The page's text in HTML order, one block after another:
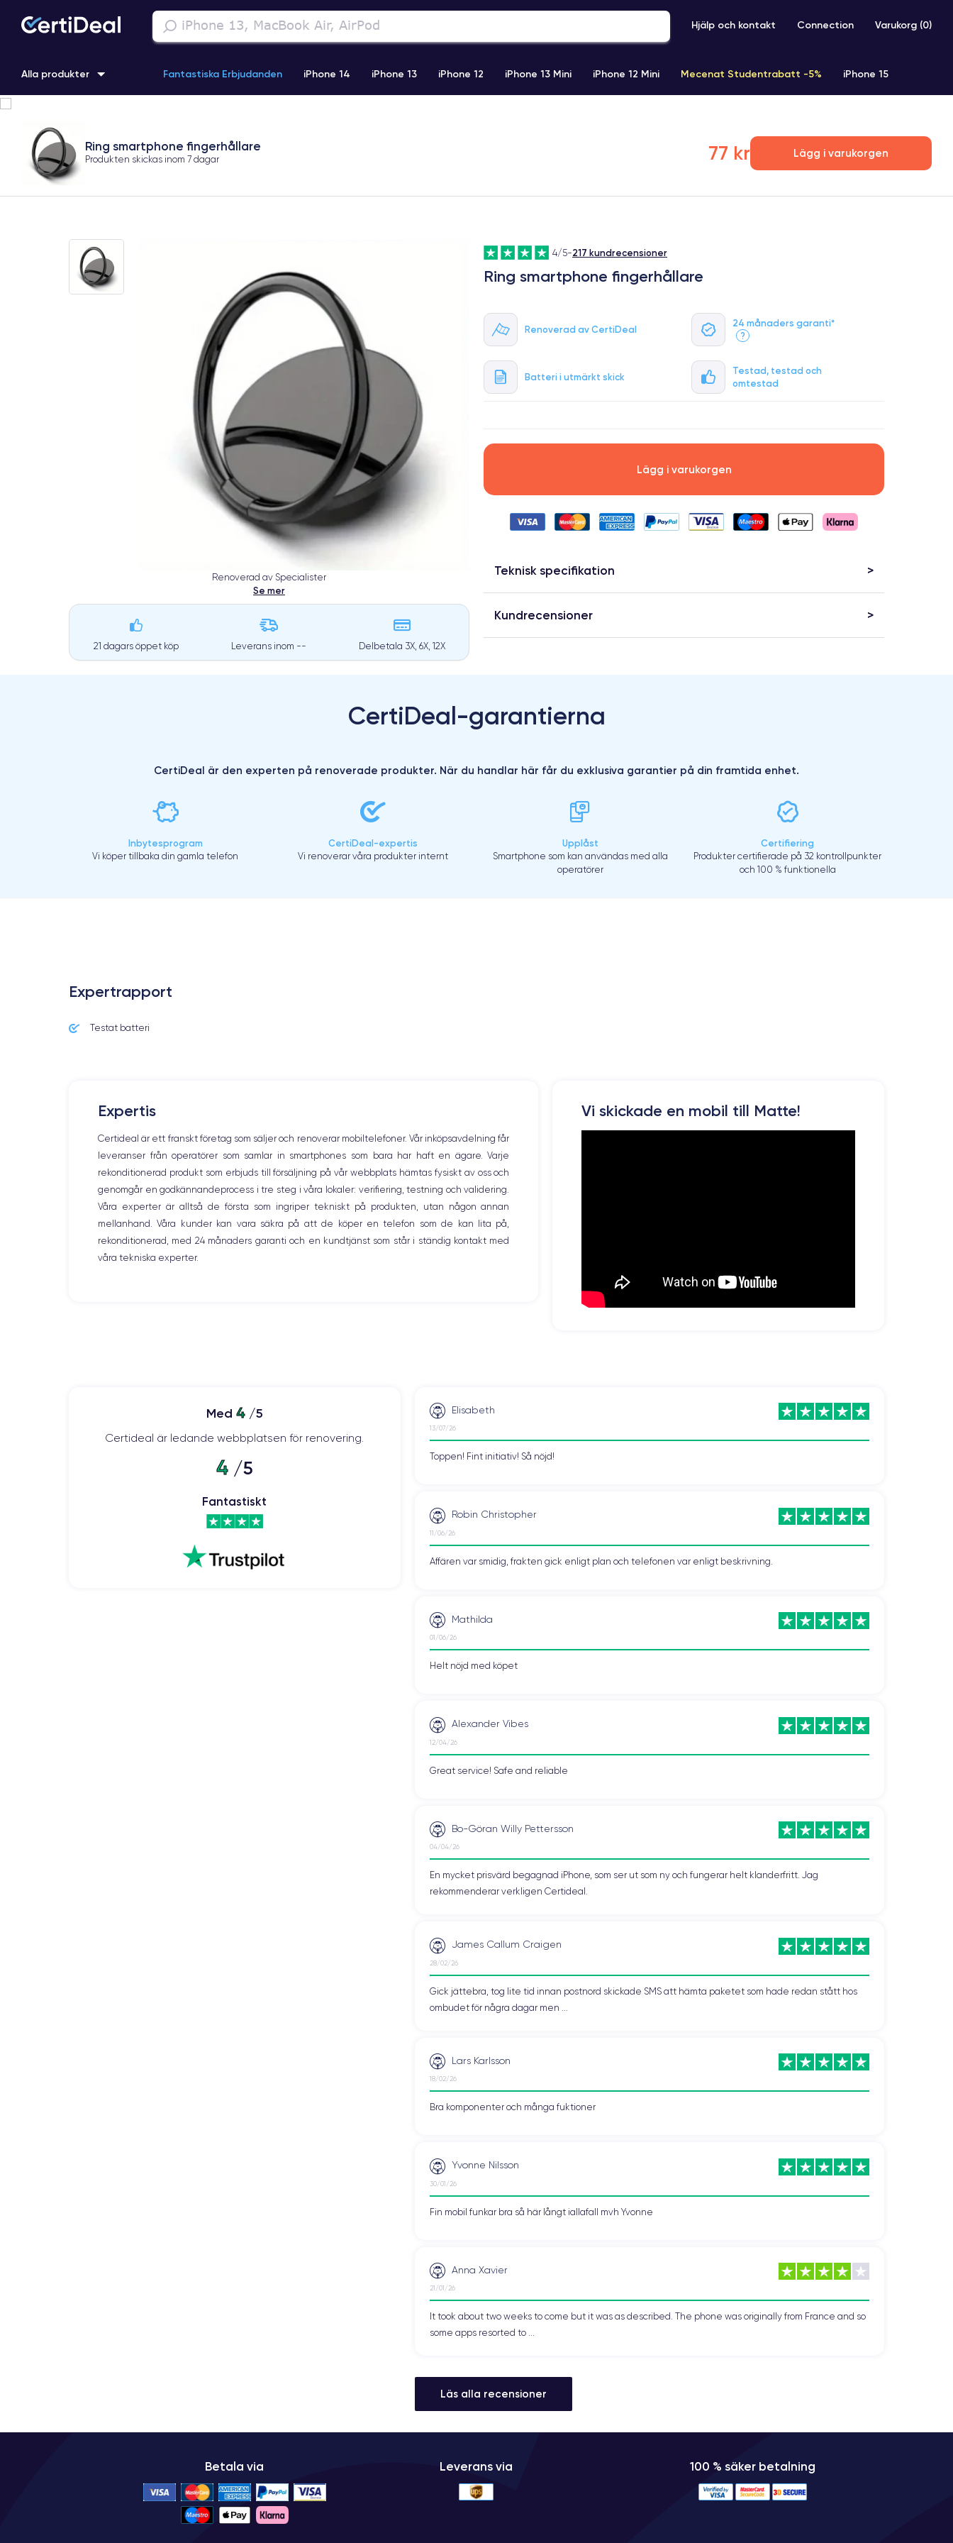
Hjälp och kontakt Connection Varukorg (0)
Alla produkter Fantastiska Erbjudanden iPhone 14 iPhone 13 iPhone 12 iPhone 13 Mini iPhone 12 Mini Mecenat Studentrabatt -5% iPhone 15
iPhone 11 Pro iPhone 15 Pro
Ring smartphone fingerhållare
Produkten skickas inom 7 dagar 77 kr Lägg i varukorgen
Renoverad av Specialister
Se mer
21 dagars öppet köp Leverans inom -- Delbetala 3X, 6X, 12X
4/5-217 kundrecensioner
Ring smartphone fingerhållare
Renoverad av CertiDeal
24 månaders garanti*
?
Batteri i utmärkt skick
Testad, testad och
omtestad
Lägg i varukorgen
Teknisk specifikation
Kundrecensioner
CertiDeal-garantierna
CertiDeal är den experten på renoverade produkter. När du handlar här får du exklusiva garantier på din framtida enhet.
Inbytesprogram
Vi köper tillbaka din gamla telefon
CertiDeal-expertis
Vi renoverar våra produkter internt
Upplåst
Smartphone som kan användas med alla
operatörer
Certifiering
Produkter certifierade på 32 kontrollpunkter
och 100 % funktionella
Expertrapport
Testat batteri
Expertis
Certideal är ett franskt företag som säljer och renoverar mobiltelefoner. Vår inköpsavdelning får
leveranser från operatörer som samlar in smartphones som bara har haft en ägare. Varje
rekonditionerad produkt som erbjuds till försäljning på vår webbplats hämtas fysiskt av oss och
genomgår en godkännandeprocess i tre steg i våra lokaler: verifiering, testning och validering.
Våra experter är alltså de första som ingriper tekniskt på produkten, utan någon annan
mellanhand. Våra kunder kan vara säkra på att de köper en telefon som de kan lita på,
rekonditionerad, med 24 månaders garanti och en kundtjänst som står i ständig kontakt med
våra tekniska experter.
Vi skickade en mobil till Matte!
Med 4/5
Certideal är ledande webbplatsen för renovering.
4/5
Fantastiskt
Elisabeth
13/07/26
Toppen! Fint initiativ! Så nöjd!
Robin Christopher
11/06/26
Affären var smidig, frakten gick enligt plan och telefonen var enligt beskrivning.
Mathilda
01/06/26
Helt nöjd med köpet
Alexander Vibes
12/04/26
Great service! Safe and reliable
Bo-Göran Willy Pettersson
04/04/26
En mycket prisvärd begagnad iPhone, som ser ut som ny och fungerar helt klanderfritt. Jag
rekommenderar verkligen Certideal.
James Callum Craigen
28/02/26
Gick jättebra, tog lite tid innan postnord skickade SMS att hämta paketet som hade redan stått hos
ombudet för några dagar men ...
Lars Karlsson
18/02/26
Bra komponenter och många fuktioner
Yvonne Nilsson
30/01/26
Fin mobil funkar bra så här långt iallafall mvh Yvonne
Anna Xavier
21/01/26
It took about two weeks to come but it was as described. The phone was originally from France and so
some apps resorted to ...
Läs alla recensioner
Betala via Leverans via 100 % säker betalning